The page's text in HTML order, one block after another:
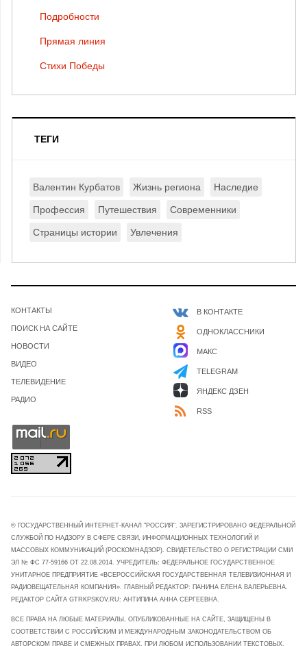
Подробности
Прямая линия
Стихи Победы
ТЕГИ
Валентин Курбатов Жизнь региона Наследие
Профессия Путешествия Современники
Страницы истории Увлечения
КОНТАКТЫ
ПОИСК НА САЙТЕ
НОВОСТИ
ВИДЕО
ТЕЛЕВИДЕНИЕ
РАДИО
В КОНТАКТЕ
ОДНОКЛАССНИКИ
МАКС
TELEGRAM
ЯНДЕКС ДЗЕН
RSS
© ГОСУДАРСТВЕННЫЙ ИНТЕРНЕТ-КАНАЛ "РОССИЯ". ЗАРЕГИСТРИРОВАНО ФЕДЕРАЛЬНОЙ
СЛУЖБОЙ ПО НАДЗОРУ В СФЕРЕ СВЯЗИ, ИНФОРМАЦИОННЫХ ТЕХНОЛОГИЙ И
МАССОВЫХ КОММУНИКАЦИЙ (РОСКОМНАДЗОР). СВИДЕТЕЛЬСТВО О РЕГИСТРАЦИИ СМИ
ЭЛ № ФС 77-59166 ОТ 22.08.2014. УЧРЕДИТЕЛЬ: ФЕДЕРАЛЬНОЕ ГОСУДАРСТВЕННОЕ
УНИТАРНОЕ ПРЕДПРИЯТИЕ «ВСЕРОССИЙСКАЯ ГОСУДАРСТВЕННАЯ ТЕЛЕВИЗИОННАЯ И
РАДИОВЕЩАТЕЛЬНАЯ КОМПАНИЯ». ГЛАВНЫЙ РЕДАКТОР: ПАНИНА ЕЛЕНА ВАЛЕРЬЕВНА.
РЕДАКТОР САЙТА GTRKPSKOV.RU: АНТИПИНА АННА СЕРГЕЕВНА.
ВСЕ ПРАВА НА ЛЮБЫЕ МАТЕРИАЛЫ, ОПУБЛИКОВАННЫЕ НА САЙТЕ, ЗАЩИЩЕНЫ В
СООТВЕТСТВИИ С РОССИЙСКИМ И МЕЖДУНАРОДНЫМ ЗАКОНОДАТЕЛЬСТВОМ ОБ
АВТОРСКОМ ПРАВЕ И СМЕЖНЫХ ПРАВАХ. ПРИ ЛЮБОМ ИСПОЛЬЗОВАНИИ ТЕКСТОВЫХ,